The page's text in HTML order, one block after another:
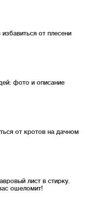
от плесени
фото и описание
от кротов на дачном
лист в стирку.
ошеломит!